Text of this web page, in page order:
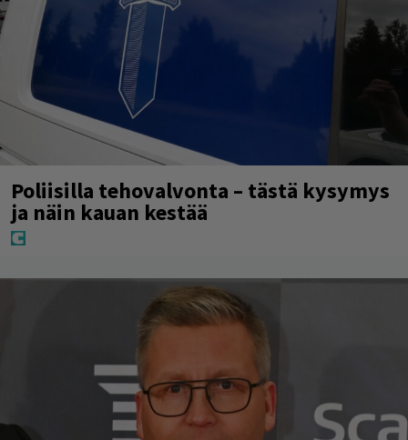
Poliisilla tehovalvonta – tästä kysymys
ja näin kauan kestää